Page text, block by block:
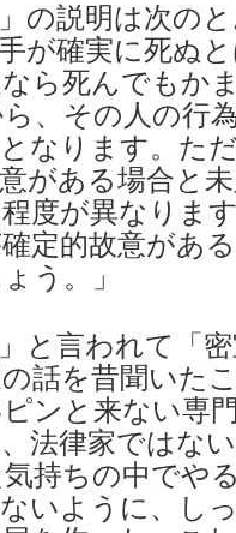
の説明は次の
が確実に死ぬ
ら死んでもか
、その人の行
なります。た
がある場合と
度が異なりま
定的故意があ
う。」
と言われて「
話を昔聞いた
ンと来ない専
法律家ではな
持ちの中でや
いように、し